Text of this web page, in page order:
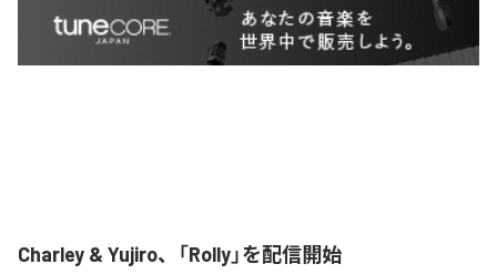
Charley & Yujiro、「Rolly」を配信開始